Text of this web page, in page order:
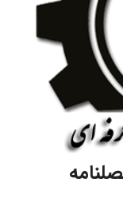
2 – شماره 4 فصلنامه